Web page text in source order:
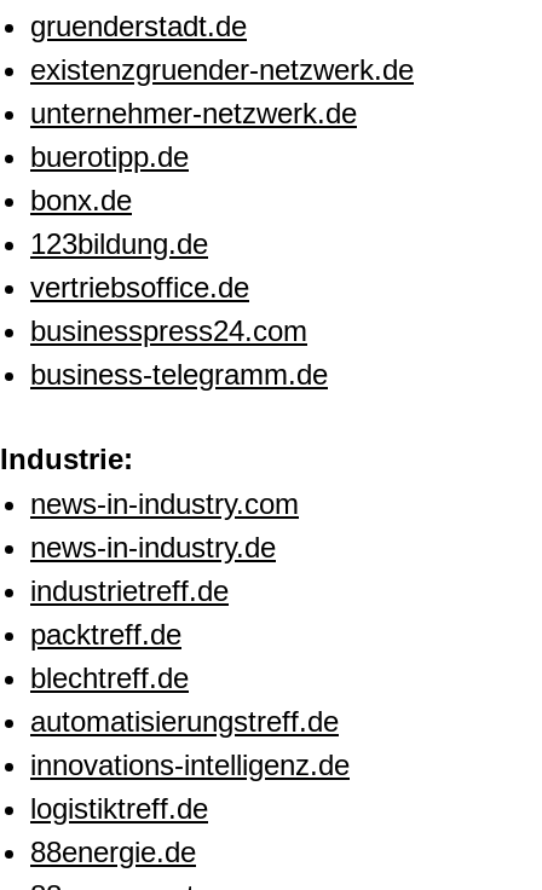
gruenderstadt.de
existenzgruender-netzwerk.de
unternehmer-netzwerk.de
buerotipp.de
bonx.de
123bildung.de
vertriebsoffice.de
businesspress24.com
business-telegramm.de
Industrie:
news-in-industry.com
news-in-industry.de
industrietreff.de
packtreff.de
blechtreff.de
automatisierungstreff.de
innovations-intelligenz.de
logistiktreff.de
88energie.de